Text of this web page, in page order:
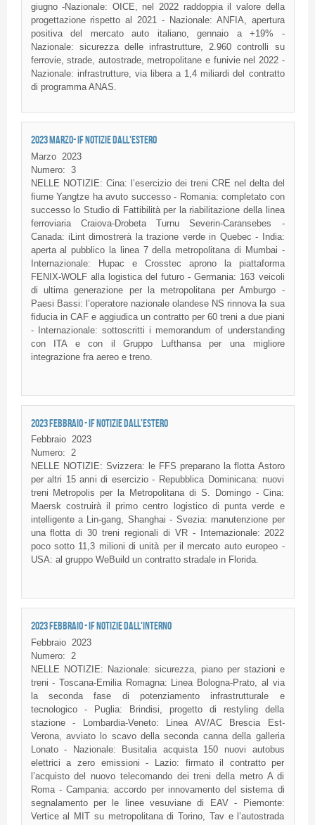
giugno -Nazionale: OICE, nel 2022 raddoppia il valore della
progettazione rispetto al 2021 - Nazionale: ANFIA, apertura
positiva del mercato auto italiano, gennaio a +19% -
Nazionale: sicurezza delle infrastrutture, 2.960 controlli su
ferrovie, strade, autostrade, metropolitane e funivie nel 2022 -
Nazionale: infrastrutture, via libera a 1,4 miliardi del contratto
di programma ANAS.
2023 MARZO- IF NOTIZIE DALL'ESTERO
Marzo
2023
Numero: 3
NELLE NOTIZIE: Cina: l’esercizio dei treni CRE nel delta del
fiume Yangtze ha avuto successo - Romania: completato con
successo lo Studio di Fattibilità per la riabilitazione della linea
ferroviaria Craiova-Drobeta Turnu Severin-Caransebes -
Canada: iLint dimostrerà la trazione verde in Quebec - India:
aperta al pubblico la linea 7 della metropolitana di Mumbai -
Internazionale: Hupac e Crosstec aprono la piattaforma
FENIX-WOLF alla logistica del futuro - Germania: 163 veicoli
di ultima generazione per la metropolitana per Amburgo -
Paesi Bassi: l’operatore nazionale olandese NS rinnova la sua
fiducia in CAF e aggiudica un contratto per 60 treni a due piani
- Internazionale: sottoscritti i memorandum of understanding
con ITA e con il Gruppo Lufthansa per una migliore
integrazione fra aereo e treno.
2023 FEBBRAIO - IF NOTIZIE DALL'ESTERO
Febbraio 2023
Numero: 2
NELLE NOTIZIE: Svizzera: le FFS preparano la flotta Astoro
per altri 15 anni di esercizio - Repubblica Dominicana: nuovi
treni Metropolis per la Metropolitana di S. Domingo - Cina:
Maersk costruirà il primo centro logistico di punta verde e
intelligente a Lin-gang, Shanghai - Svezia: manutenzione per
una flotta di 30 treni regionali di VR - Internazionale: 2022
poco sotto 11,3 milioni di unità per il mercato auto europeo -
USA: al gruppo WeBuild un contratto stradale in Florida.
2023 FEBBRAIO - IF NOTIZIE DALL'INTERNO
Febbraio 2023
Numero: 2
NELLE NOTIZIE: Nazionale: sicurezza, piano per stazioni e
treni - Toscana-Emilia Romagna: Linea Bologna-Prato, al via
la seconda fase di potenziamento infrastrutturale e
tecnologico - Puglia: Brindisi, progetto di restyling della
stazione - Lombardia-Veneto: Linea AV/AC Brescia Est-
Verona, avviato lo scavo della seconda canna della galleria
Lonato - Nazionale: Busitalia acquista 150 nuovi autobus
elettrici a zero emissioni - Lazio: firmato il contratto per
l’acquisto del nuovo telecomando dei treni della metro A di
Roma - Campania: accordo per innovamento del sistema di
segnalamento per le linee vesuviane di EAV - Piemonte:
Vertice al MIT su metropolitana di Torino, Tav e l’autostrada